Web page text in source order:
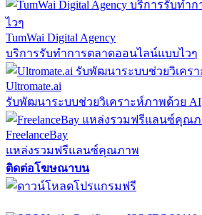
TumWai Digital Agency
บริการรับทำการตลาดออนไลน์แบบไวๆ
Ultromate.ai
รับพัฒนาระบบช่วยวิเคราะห์ภาพด้วย AI
FreelanceBay
แหล่งรวมฟรีแลนซ์คุณภาพ
ติดต่อโฆษณาบน